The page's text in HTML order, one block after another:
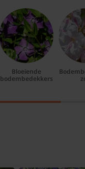
Bloeiende
bodembedekkers